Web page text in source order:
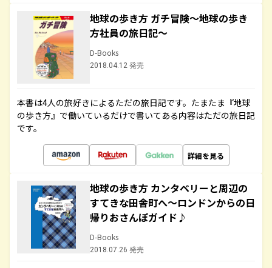
地球の歩き方 ガチ冒険～地球の歩き
方社員の旅日記～
D-Books
2018.04.12 発売
本書は4人の旅好きによるただの旅日記です。たまたま『地球
の歩き方』で働いているだけで書いてある内容はただの旅日記
です。
詳細を見る
地球の歩き方 カンタベリーと周辺の
すてきな田舎町へ～ロンドンからの日
帰りおさんぽガイド♪
D-Books
2018.07.26 発売